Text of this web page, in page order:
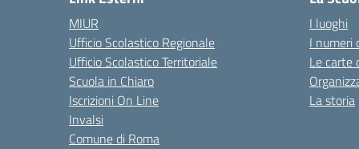
MIUR
Ufficio Scolastico Regionale
Ufficio Scolastico Territoriale
Scuola in Chiaro
Iscrizioni On Line
Invalsi
Comune di Roma
I luoghi
I numeri
Le carte
La storia